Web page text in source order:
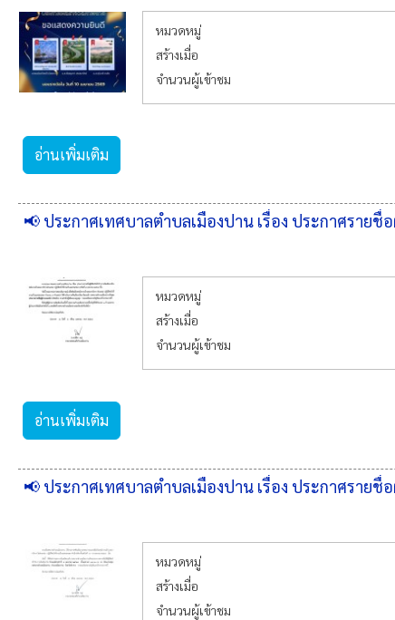
หมวดหมู่
สร้างเมื่อ
จำนวนผู้เข้าชม
อ่านเพิ่มเติม
📢 ประกาศเทศบาลตำบลเมืองปาน เรื่อง ประกาศรา
หมวดหมู่
สร้างเมื่อ
จำนวนผู้เข้าชม
อ่านเพิ่มเติม
📢 ประกาศเทศบาลตำบลเมืองปาน เรื่อง ประกาศราย
หมวดหมู่
สร้างเมื่อ
จำนวนผู้เข้าชม